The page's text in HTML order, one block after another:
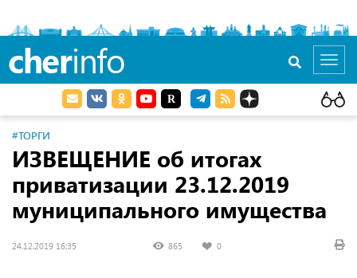
cherinfo
#ТОРГИ
ИЗВЕЩЕНИЕ об итогах
приватизации 23.12.2019
муниципального имущества
24.12.2019 16:35 865 0